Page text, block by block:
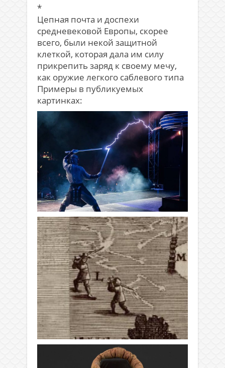
*
Цепная почта и доспехи
средневековой Европы, скорее
всего, были некой защитной
клеткой, которая дала им силу
прикрепить заряд к своему мечу,
как оружие легкого саблевого типа
Примеры в публикуемых
картинках: